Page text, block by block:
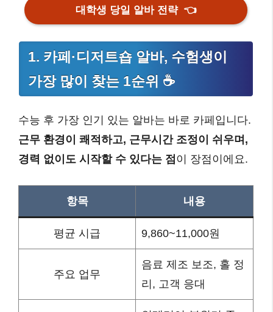
대학생 당일 알바 전략 👈
1. 카페·디저트숍 알바, 수험생이
가장 많이 찾는 1순위 ☕
수능 후 가장 인기 있는 알바는 바로 카페입니다.
근무 환경이 쾌적하고, 근무시간 조정이 쉬우며,
경력 없이도 시작할 수 있다는 점 이 장점이에요.
항목 내용
평균 시급 9,860~11,000원
주요 업무
음료 제조 보조, 홀 정
리, 고객 응대